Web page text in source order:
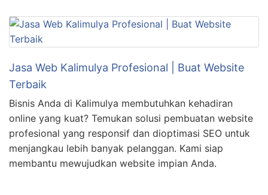
Jasa Web Kalimulya Profesional | Buat Website
Terbaik
Bisnis Anda di Kalimulya membutuhkan kehadiran
online yang kuat? Temukan solusi pembuatan website
profesional yang responsif dan dioptimasi SEO untuk
menjangkau lebih banyak pelanggan. Kami siap
membantu mewujudkan website impian Anda.